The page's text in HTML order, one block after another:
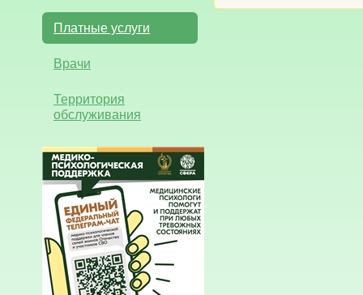
Платные услуги
Врачи
Территория
обслуживания